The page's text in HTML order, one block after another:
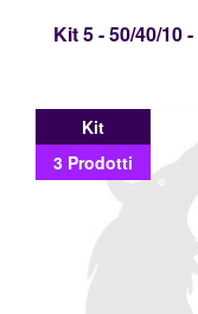
Kit 5 - 50/40/10
Kit
3 Prodotti